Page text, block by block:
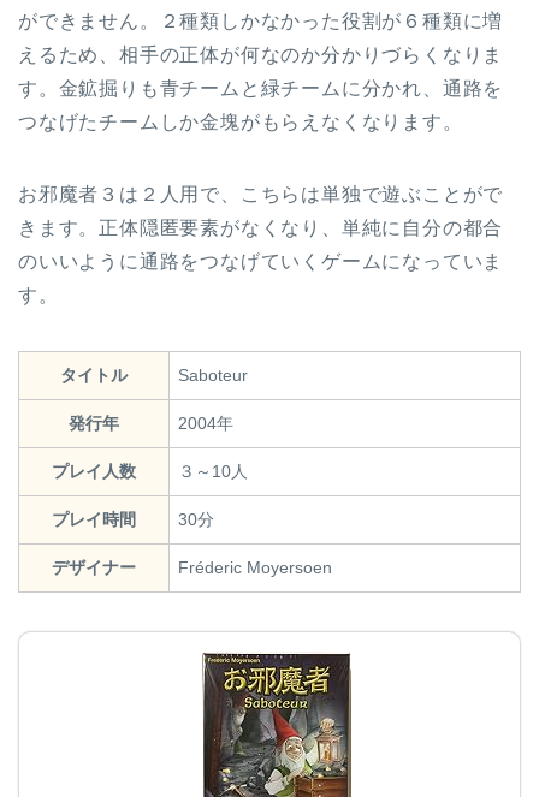
ができません。２種類しかなかった役割が６種類に増
えるため、相手の正体が何なのか分かりづらくなりま
す。金鉱掘りも青チームと緑チームに分かれ、通路を
つなげたチームしか金塊がもらえなくなります。
お邪魔者３は２人用で、こちらは単独で遊ぶことがで
きます。正体隠匿要素がなくなり、単純に自分の都合
のいいように通路をつなげていくゲームになっていま
す。
タイトル Saboteur
発行年 2004年
プレイ人数 ３～10人
プレイ時間 30分
デザイナー Fréderic Moyersoen